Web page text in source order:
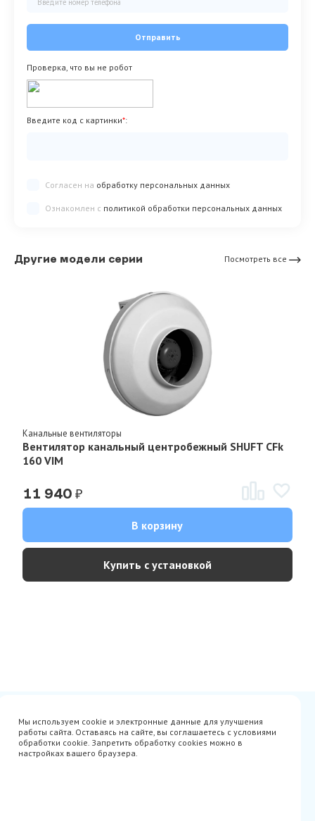
Отправить
Проверка, что вы не робот
Введите код с картинки*:
Согласен на обработку персональных данных
Ознакомлен с политикой обработки персональных данных
Другие модели серии Посмотреть все
Канальные вентиляторы
Вентилятор канальный центробежный SHUFT CFk
160 VIM
11 940 ₽
В корзину
Купить с установкой
Avito
Акции
Гарантия
Оплата
Производители
Мы используем cookie и электронные данные для улучшения
работы сайта. Оставаясь на сайте, вы соглашаетесь с условиями
обработки cookie. Запретить обработку cookies можно в
настройках вашего браузера.